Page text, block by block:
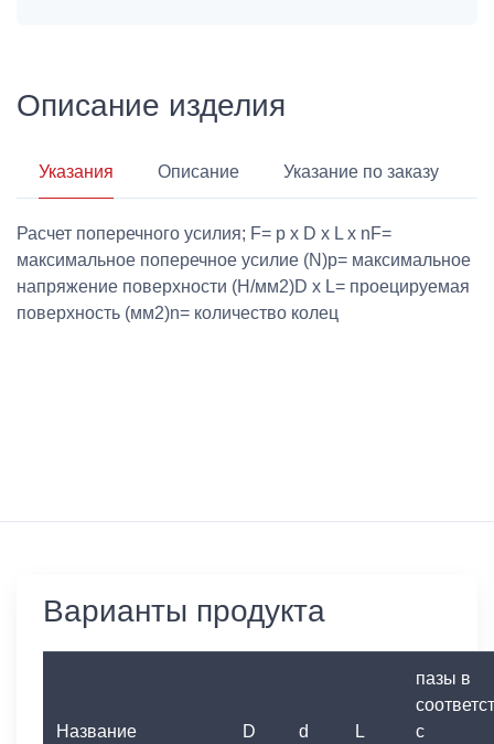
Описание изделия
Указания Описание Указание по заказу
Расчет поперечного усилия; F= p x D x L x nF=
максимальное поперечное усилие (N)p= максимальное
напряжение поверхности (Н/мм2)D x L= проецируемая
поверхность (мм2)n= количество колец
Варианты продукта
Название D d L
пазы в
с